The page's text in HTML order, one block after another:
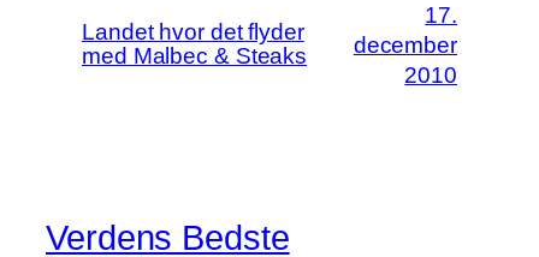
Landet hvor det flyder
med Malbec & Steaks
17.
december
2010
Verdens Bedste